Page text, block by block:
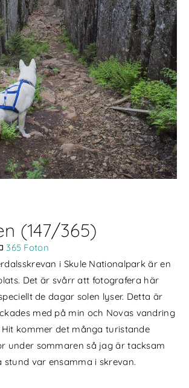
(147/365)
365 Foton
i Skule Nationalpark är en
Det är svårr att fotografera här
de dagar solen lyser. Detta är
med på min och Novas vandring
kommer det många turistande
under sommaren så jag är tacksam
stund var ensamma i skrevan.